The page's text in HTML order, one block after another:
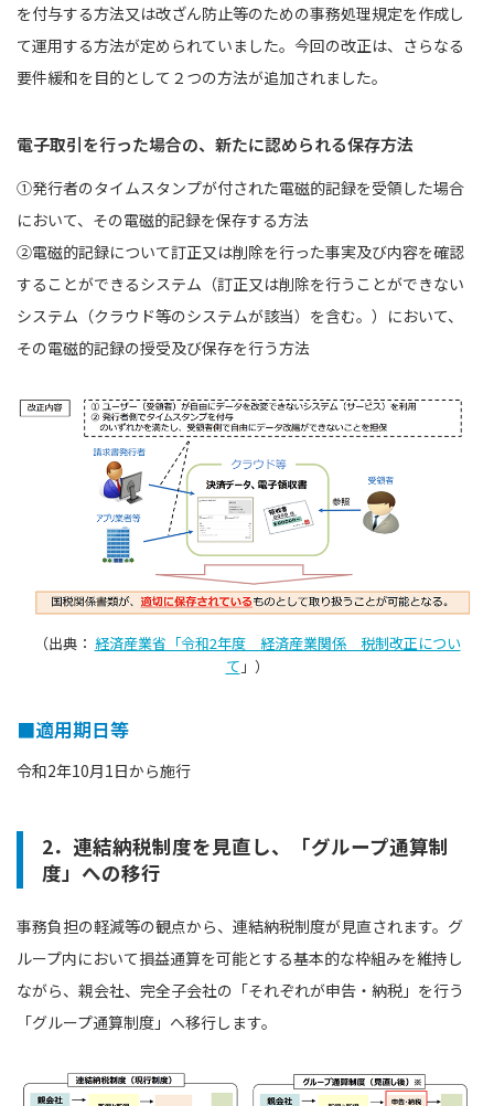
を付与する方法又は改ざん防止等のための事務処理規定を作成し
て運用する方法が定められていました。今回の改正は、さらなる
要件緩和を目的として２つの方法が追加されました。
電子取引を行った場合の、新たに認められる保存方法
①発行者のタイムスタンプが付された電磁的記録を受領した場合
において、その電磁的記録を保存する方法
②電磁的記録について訂正又は削除を行った事実及び内容を確認
することができるシステム（訂正又は削除を行うことができない
システム（クラウド等のシステムが該当）を含む。）において、
その電磁的記録の授受及び保存を行う方法
（出典： 経済産業省「令和2年度 経済産業関係 税制改正につい
て 」）
■適用期日等
令和2年10月1日から施行
2．連結納税制度を見直し、「グループ通算制
度」への移行
事務負担の軽減等の観点から、連結納税制度が見直されます。グ
ループ内において損益通算を可能とする基本的な枠組みを維持し
ながら、親会社、完全子会社の「それぞれが申告・納税」を行う
「グループ通算制度」へ移行します。